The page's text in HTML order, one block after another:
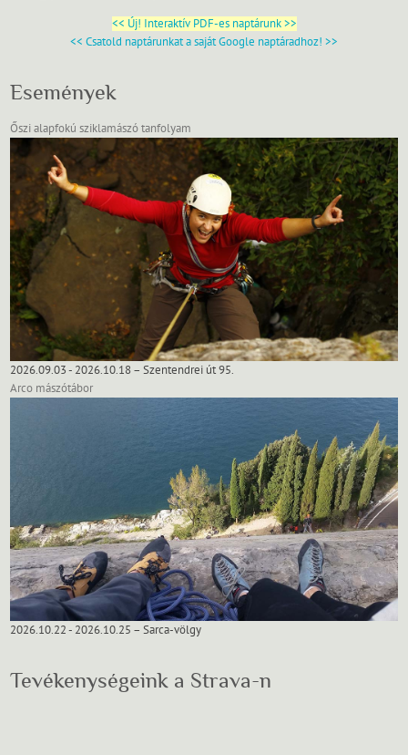
<< Új! Interaktív PDF-es naptárunk >>
<< Csatold naptárunkat a saját Google naptáradhoz! >>
Események
Őszi alapfokú sziklamászó tanfolyam
2026.09.03 - 2026.10.18 – Szentendrei út 95.
Arco mászótábor
2026.10.22 - 2026.10.25 – Sarca-völgy
Tevékenységeink a Strava-n